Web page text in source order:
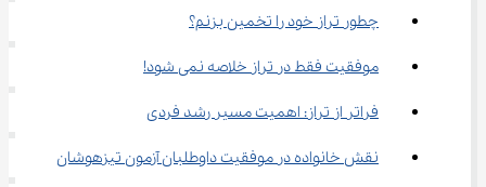
چطور تراز خود را تخمین بزنم؟
موفقیت فقط در تراز خلاصه نمی شود!
فراتر از تراز: اهمیت مسیر رشد فردی
نقش خانواده در موفقیت داوطلبان آزمون تیزهوشان